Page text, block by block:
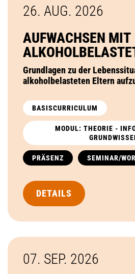
26. AUG. 2026
AUFWACHSEN MIT
Grundlagen zu der
alkoholbelasteten Eltern
BASISCURRICULUM
MODUL: THEORIE -
PRÄSENZ SEMINAR/
DETAILS
07. SEP. 2026